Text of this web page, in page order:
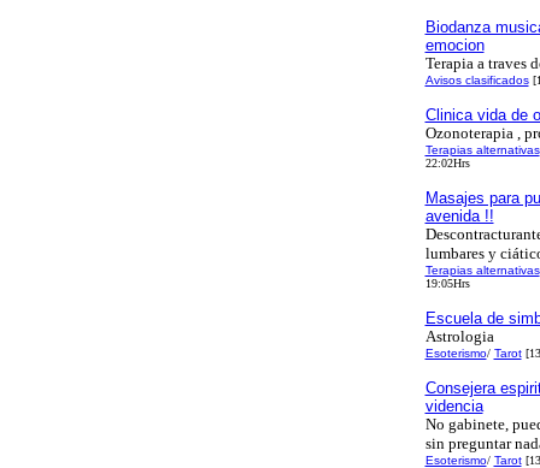
Biodanza
emocion
Terapia a traves
Avisos clasificados
Clinica vida de
Ozonoterapia ,
Terapias alternativas
22:02Hrs
Masajes para
avenida !!
lumbares y
Terapias alternativas
19:05Hrs
Escuela de
Astrologia
Esoterismo/ Tarot
Consejera
videncia
No gabinete,
sin preguntar
Esoterismo/ Tarot